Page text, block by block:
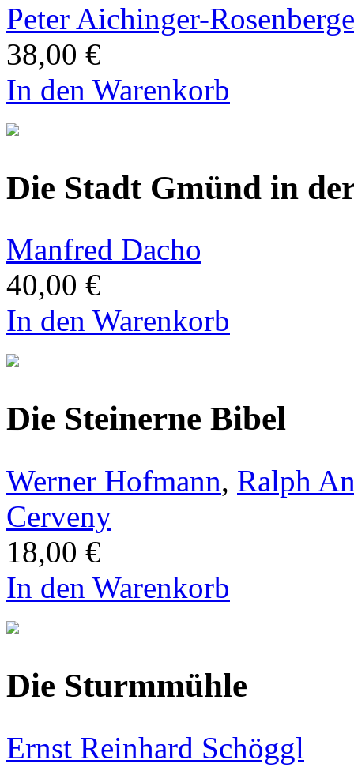
Peter Aichinger-
38,00 €
In den Warenkorb
Die Stadt Gmünd in
Manfred Dacho
40,00 €
In den Warenkorb
Die Steinerne Bibel
Werner Hofmann, Ralph
Cerveny
18,00 €
In den Warenkorb
Die Sturmmühle
Ernst Reinhard Schöggl